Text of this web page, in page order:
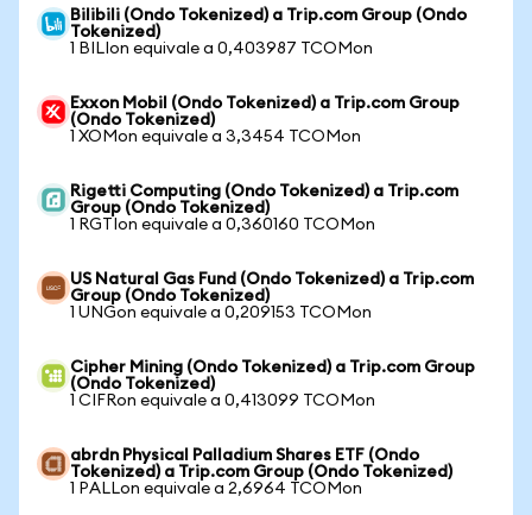
Bilibili (Ondo Tokenized) a Trip.com Group (Ondo
Tokenized)
1 BILIon equivale a 0,403987 TCOMon
Exxon Mobil (Ondo Tokenized) a Trip.com Group
(Ondo Tokenized)
1 XOMon equivale a 3,3454 TCOMon
Rigetti Computing (Ondo Tokenized) a Trip.com
Group (Ondo Tokenized)
1 RGTIon equivale a 0,360160 TCOMon
US Natural Gas Fund (Ondo Tokenized) a Trip.com
Group (Ondo Tokenized)
1 UNGon equivale a 0,209153 TCOMon
Cipher Mining (Ondo Tokenized) a Trip.com Group
(Ondo Tokenized)
1 CIFRon equivale a 0,413099 TCOMon
abrdn Physical Palladium Shares ETF (Ondo
Tokenized) a Trip.com Group (Ondo Tokenized)
1 PALLon equivale a 2,6964 TCOMon